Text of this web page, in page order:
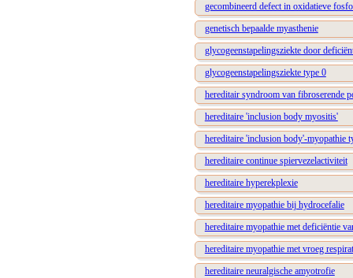
gecombineerd defect in oxidatieve
genetisch bepaalde myasthenie
glycogeenstapelingsziekte door
glycogeenstapelingsziekte type 0
hereditair syndroom van fibroserende
hereditaire 'inclusion body myositis'
hereditaire 'inclusion body'-myopathie
hereditaire continue spiervezelactiviteit
hereditaire hyperekplexie
hereditaire myopathie bij hydrocefalie
hereditaire myopathie met deficiëntie
hereditaire myopathie met vroeg
hereditaire neuralgische amyotrofie